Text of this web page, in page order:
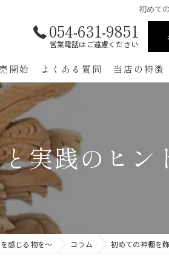
初めて
054-631-9851
営業電話はご遠慮ください
開始 よくある質問 当店の特徴
手作り
実践のヒン
感じる物を～ コラム 初めての神棚を